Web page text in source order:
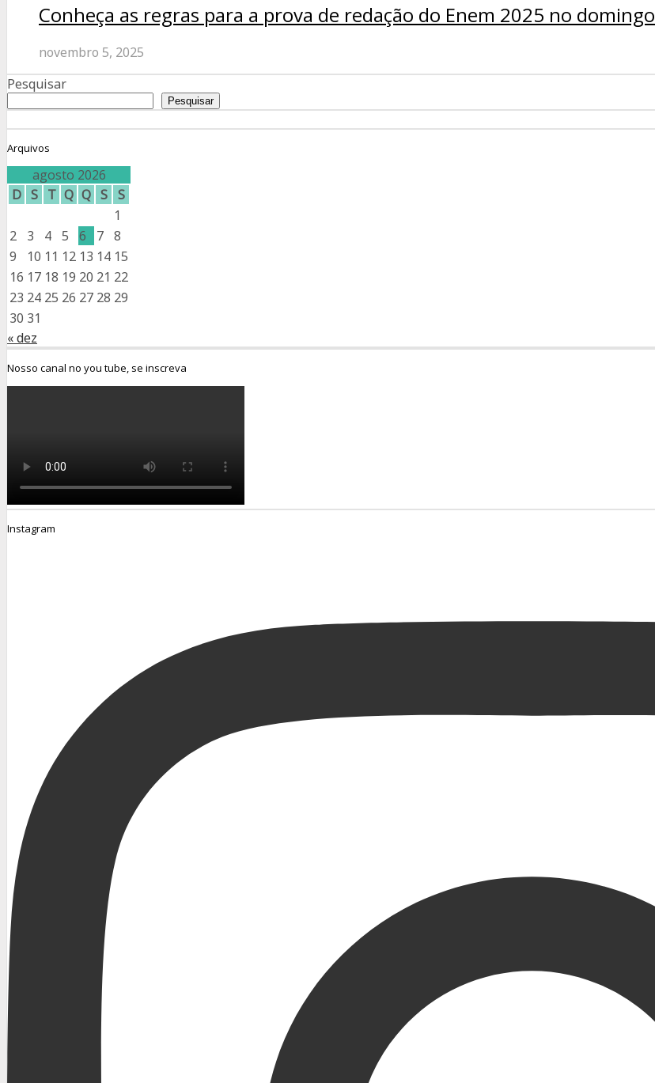
Conheça as regras para a prova de redação do Enem 2025 no domingo
novembro 5, 2025
Pesquisar
Pesquisar
Arquivos
agosto 2026
D S T Q Q S
S
1
2
3 4 5 6 7 8
9
10 11 12 13 14 15
16 17 18 19 20 21 22
23 24 25 26 27 28 29
30 31
« dez
Nosso canal no you tube, se inscreva
Instagram